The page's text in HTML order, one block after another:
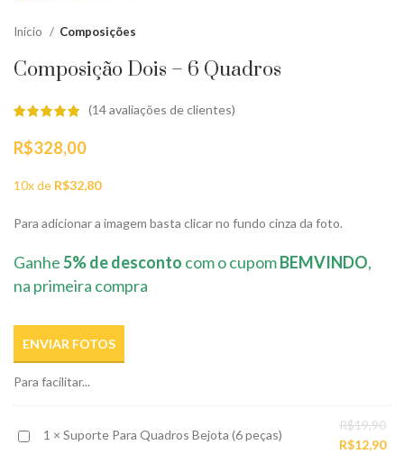
Início Composições
Composição Dois – 6 Quadros
(14avaliações de clientes)
R$328,00
10x de R$32,80
Para adicionar a imagem basta clicar no fundo cinza da foto.
Ganhe5% de desconto com o cupomBEMVINDO,
na primeira compra
ENVIAR FOTOS
Para facilitar...
Suporte
1 × Suporte Para Quadros Bejota (6 peças)
R$19,90O
R$12,90O